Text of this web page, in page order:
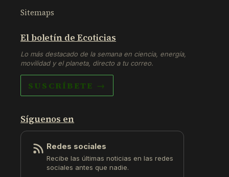
Sitemaps
El boletín de Ecoticias
Lo más destacado de la semana en ciencia, energía,
movilidad y el planeta, directo a tu correo.
SUSCRÍBETE →
Síguenos en
Redes sociales
Recibe las últimas noticias en las redes
sociales antes que nadie.